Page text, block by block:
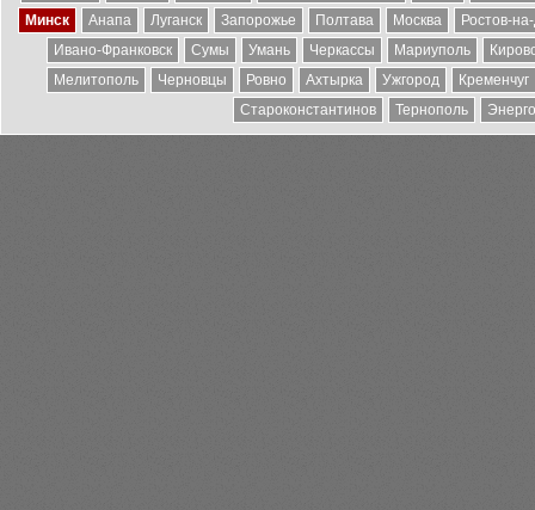
Минск
Анапа Луганск Запорожье Полтава Москва
Ростов-
Ивано-Франковск
Сумы Умань Черкассы Мариуполь
Мелитополь
Черновцы Ровно Ахтырка Ужгород
Кременчуг
Староконстантинов
Тернополь